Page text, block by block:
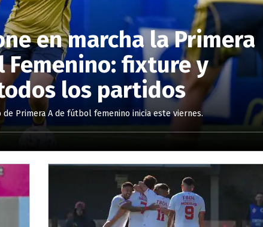
en marcha la Primera
Femenino: fixture y
los partidos
Primera A de fútbol femenino inicia este viernes.